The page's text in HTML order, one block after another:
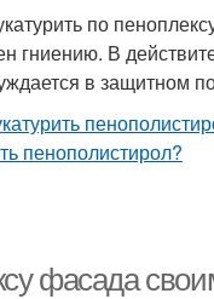
по
гниению. В
в защитном
фасада